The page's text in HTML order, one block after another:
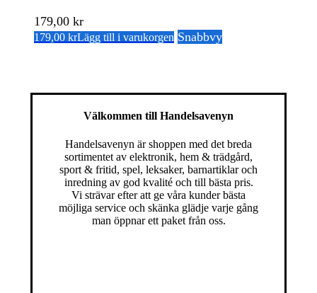
179,00 kr
179,00 krLägg till i varukorgen Snabbvy
Välkommen till Handelsavenyn
Handelsavenyn är shoppen med det breda
sortimentet av elektronik, hem & trädgård,
sport & fritid, spel, leksaker, barnartiklar och
inredning av god kvalité och till bästa pris.
Vi strävar efter att ge våra kunder bästa
möjliga service och skänka glädje varje gång
man öppnar ett paket från oss.